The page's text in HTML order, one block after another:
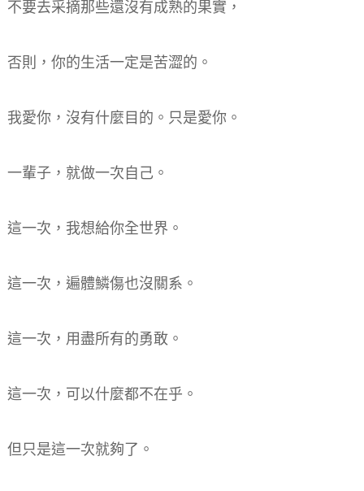
不要去采摘那些還沒有成熟的果實，
否則，你的生活一定是苦澀的。
我愛你，沒有什麼目的。只是愛你。
一輩子，就做一次自己。
這一次，我想給你全世界。
這一次，遍體鱗傷也沒關系。
這一次，用盡所有的勇敢。
這一次，可以什麼都不在乎。
但只是這一次就夠了。